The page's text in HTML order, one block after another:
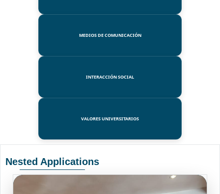
MEDIOS DE COMUNICACIÓN
INTERACCIÓN SOCIAL
VALORES UNIVERSITARIOS
Nested Applications